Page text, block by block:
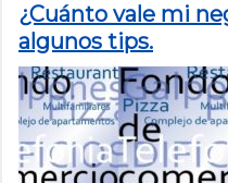
¿Cuánto vale mi
algunos tips.